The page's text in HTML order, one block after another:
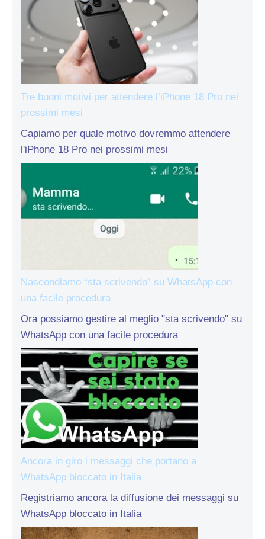
Tre buoni motivi per attendere l’iPhone 18 Pro nei
prossimi mesi
Capiamo per quale motivo dovremmo attendere
l'iPhone 18 Pro nei prossimi mesi
Nascondiamo “sta scrivendo” su WhatsApp con
una facile procedura
Ora possiamo gestire al meglio "sta scrivendo" su
WhatsApp con una facile procedura
Ancora in giro i messaggi che portano a
WhatsApp bloccato in Italia
Registriamo ancora la diffusione dei messaggi su
WhatsApp bloccato in Italia